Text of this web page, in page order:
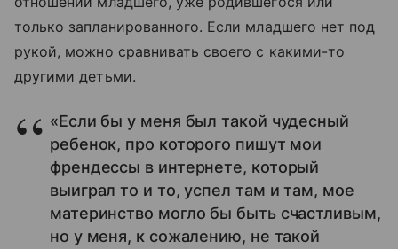
только запланированного. Если младшего нет под
рукой, можно сравнивать своего с какими-то
другими детьми.
«Если бы у меня был такой чудесный
ребенок, про которого пишут мои
френдессы в интернете, который
выиграл то и то, успел там и там, мое
материнство могло бы быть счастливым,
но у меня, к сожалению, не такой